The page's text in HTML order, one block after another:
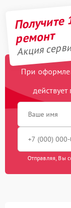
ремонт
Акция
При
Отправляя, Вы